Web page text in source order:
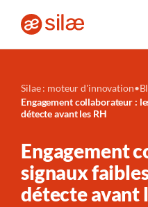
Silae : moteur d'innovation•
Engagement collaborateur :
détecte avant les RH
Engagement
signaux
détecte avant